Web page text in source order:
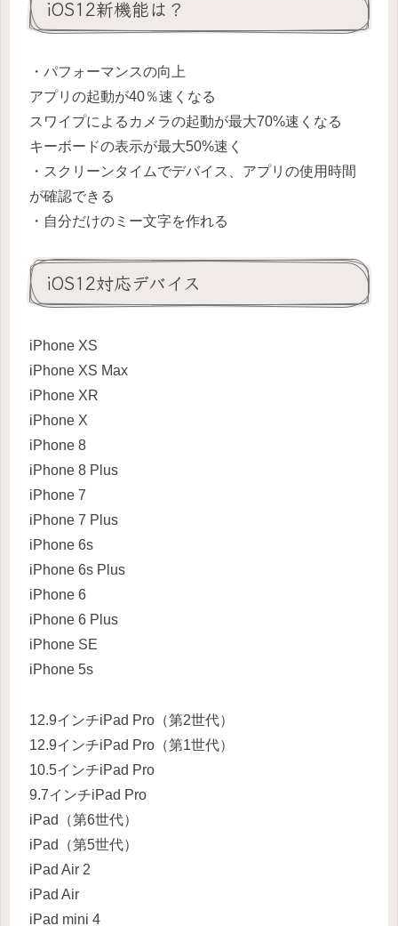
iOS12新機能は？
・パフォーマンスの向上
アプリの起動が40％速くなる
スワイプによるカメラの起動が最大70%速くなる
キーボードの表示が最大50%速く
・スクリーンタイムでデバイス、アプリの使用時間
が確認できる
・自分だけのミー文字を作れる
iOS12対応デバイス
iPhone XS
iPhone XS Max
iPhone XR
iPhone X
iPhone 8
iPhone 8 Plus
iPhone 7
iPhone 7 Plus
iPhone 6s
iPhone 6s Plus
iPhone 6
iPhone 6 Plus
iPhone SE
iPhone 5s
12.9インチiPad Pro（第2世代）
12.9インチiPad Pro（第1世代）
10.5インチiPad Pro
9.7インチiPad Pro
iPad（第6世代）
iPad（第5世代）
iPad Air 2
iPad Air
iPad mini 4